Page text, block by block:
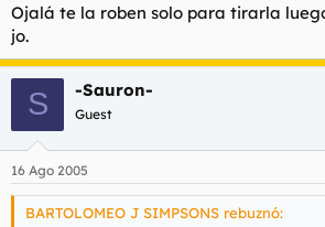
Ojalá te la roben solo para tirarla
jo.
S -Sauron-
Guest
16 Ago 2005
BARTOLOMEO J SIMPSONS rebuznó: